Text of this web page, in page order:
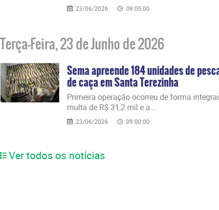
23/06/2026 09:05:00
Terça-Feira, 23 de Junho de 2026
Sema apreende 184 unidades de
de caça em Santa Terezinha
​Primeira operação ocorreu de forma
multa de R$ 31,2 mil e a...
23/06/2026 09:00:00
Ver todos os notícias